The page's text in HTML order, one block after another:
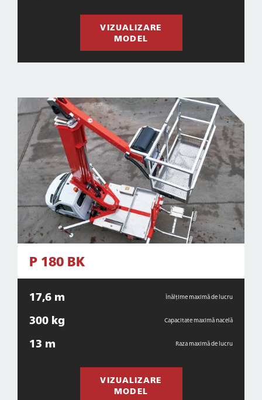
VIZUALIZARE
MODEL
P 180 BK
17,6 m Înălțime maximă de lucru
300 kg Capacitate maximă nacelă
13 m Raza maximă de lucru
VIZUALIZARE
MODEL